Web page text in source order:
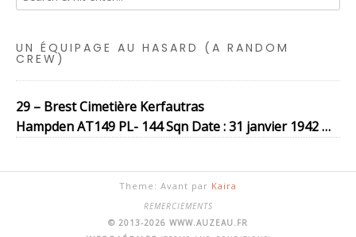
UN ÉQUIPAGE AU HASARD (A RANDOM
CREW)
29 – Brest Cimetière Kerfautras
Hampden AT149 PL- 144 Sqn Date : 31 janvier 1942 …
Theme: Avant par Kaira
REMERCIEMENTS
© 2013-2026 WWW.AUZEAU.FR